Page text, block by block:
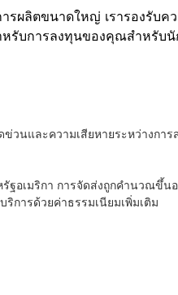
ผลิตขนาดใหญ่ เรารองรับ
บการลงทุนของคุณสําหรับนั
นและความเสียหายระหว่างกา
อเมริกา การจัดส่งถูกคํานวณขึ้
การด้วยค่าธรรมเนียมเพิ่มเติม